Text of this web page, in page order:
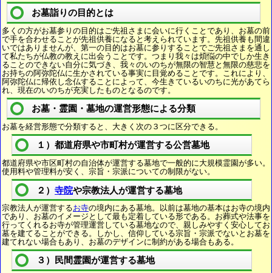
お墓詣りの目的とは
多くの方がお墓参りの目的はご先祖さまに会いに行くことであり、お墓の前
で手を合わせることが先祖供養になると考えられています。先祖供養も間違
いではありませんが、第一の目的はお墓に参りすることでご先祖さまを通し
て私たちが仏教の教えに出会うことです。つまり我々は煩悩の中でしか生き
ることのできない自分に気づき、我々のいのちが無限の智慧と無限の慈悲を
お持ちの阿弥陀仏に生かされている事実に目覚めることです。これにより、
阿弥陀仏に帰依し念仏することによって、今生きているいのちに光があてら
れ、現在のいのちが充実したものとなるのです。
お墓・霊園・墓地の運営形態による分類
お墓を経営形態で分類すると、大きく次の３つに区分できる。
１）都道府県や市町村が運営する公営墓地
都道府県や市区町村の自治体が運営する墓地で一般的に大規模霊園が多い。
使用料や管理料が安く、宗旨・宗派についての制限がない。
２） 寺院や宗教法人が運営する墓地
宗教法人が運営するお寺の境内にある墓地。以前は墓地の基本はお寺の境内
であり、お墓のイメージとして最も定着している形である。お葬式や法事を
行ってくれるお寺が管理運営している墓地なので、親しみやすく安心してお
墓を建てることができる。しかし、信仰している宗旨・宗派でないとお墓を
建てれない場合もあり、お墓のデザインに制約がある場合もある。
３）民間霊園が運営する墓地